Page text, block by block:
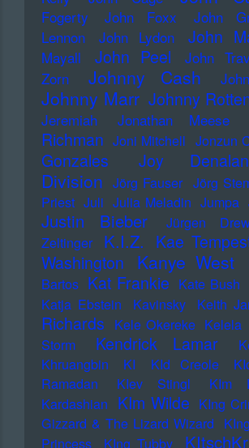
Fogerty
John Foxx John
Lennon
John Lydon John
Mayall
John Peel John
Zorn
Johnny Cash
Johnny Marr Johnny
Jeremiah
Jonathan Meese
Richman Joni Mitchell Jonzun
Gonzales
Joy
Division Jörg Fauser Jörg
Priest Juli Julia Meladin Jumpa
Justin Bieber Jürgen
Zeltinger
K.I.Z. Kae
Washington
Kanye West
Bartos Kat Frankie Kate Bush
Katja Ebstein
Kavinsky Keith
Richards Kele Okereke Kelela
Storm
Kendrick Lamar
Khruangbin
KI KId Creole
Ramadan
KIev Stingl KIm
Kardashian KIm Wilde KIng
Gizzard & The Lizard Wizard
Princess
KIng Tubby